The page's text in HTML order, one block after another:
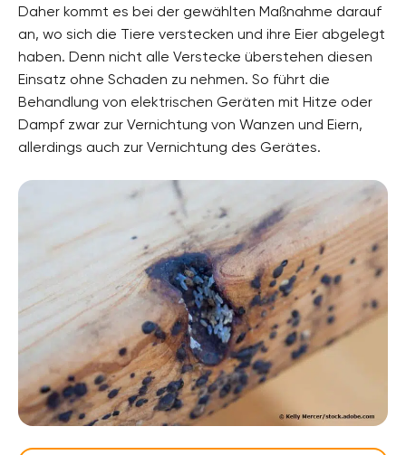
Daher kommt es bei der gewählten Maßnahme darauf
an, wo sich die Tiere verstecken und ihre Eier abgelegt
haben. Denn nicht alle Verstecke überstehen diesen
Einsatz ohne Schaden zu nehmen. So führt die
Behandlung von elektrischen Geräten mit Hitze oder
Dampf zwar zur Vernichtung von Wanzen und Eiern,
allerdings auch zur Vernichtung des Gerätes.